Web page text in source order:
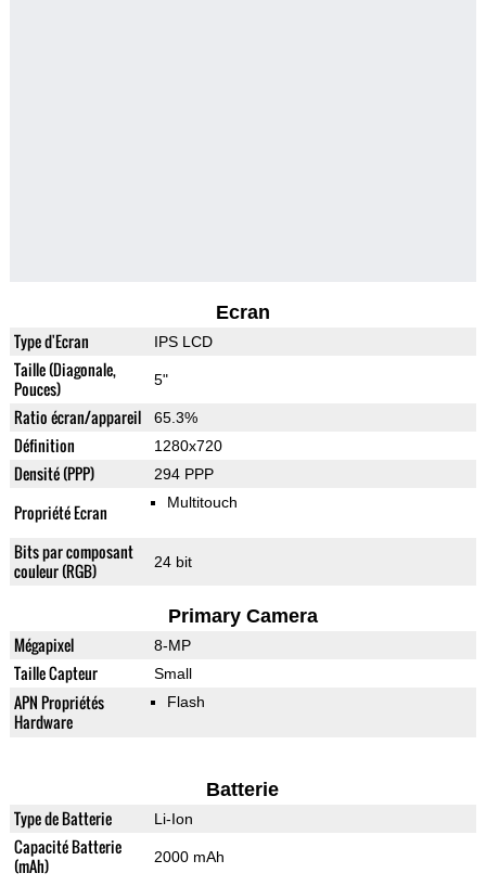
Ecran
Type d'Ecran IPS LCD
Taille (Diagonale,
Pouces)
5"
Ratio écran/appareil 65.3%
Définition 1280x720
Densité (PPP) 294 PPP
Propriété Ecran Multitouch
Bits par composant
couleur (RGB)
24 bit
Primary Camera
Mégapixel 8-MP
Taille Capteur Small
APN Propriétés
Hardware
Flash
Batterie
Type de Batterie Li-Ion
Capacité Batterie
(mAh)
2000 mAh